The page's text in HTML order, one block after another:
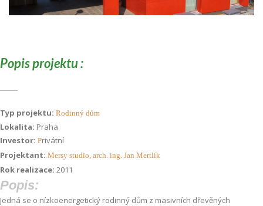
Popis projektu :
Typ projektu: Rodinný dům
Lokalita: Praha
Investor: Privátní
Projektant: Mersy studio, arch. ing. Jan Mertlík
Rok realizace: 2011
Popis:
Jedná se o nízkoenergetický rodinný dům z masivních dřevěných